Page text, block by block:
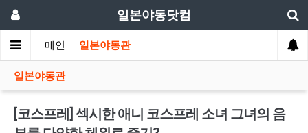
일본야동닷컴
메인 일본야동관
일본야동관
[코스프레] 섹시한 애니 코스프레 소녀 그녀의 음